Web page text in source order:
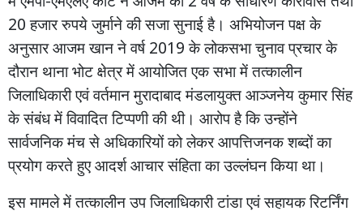
20हजार रुपये जुर्माने की सजा सुनाई है। अभियोजन पक्ष के
अनुसार आजम खान ने वर्ष2019के लोकसभा चुनाव प्रचार के
दौरान थाना भोट क्षेत्र में आयोजित एक सभा में तत्कालीन
जिलाधिकारी एवं वर्तमान मुरादाबाद मंडलायुक्त आञ्जनेय कुमार सिंह
के संबंध में विवादित टिप्पणी की थी। आरोप है कि उन्होंने
सार्वजनिक मंच से अधिकारियों को लेकर आपत्तिजनक शब्दों का
प्रयोग करते हुए आदर्श आचार संहिता का उल्लंघन किया था।
इस मामले में तत्कालीन उप जिलाधिकारी टांडा एवं सहायक रिटर्निंग